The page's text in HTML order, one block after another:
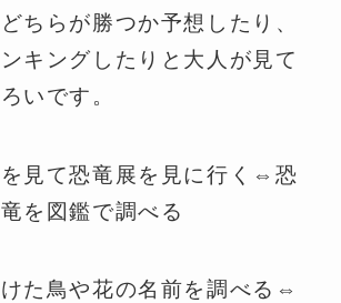
ちらが勝つか予想したり、
キングしたりと大人が見て
いです。
を見て恐竜展を見に行く⇔恐
を図鑑で調べる
けた鳥や花の名前を調べる⇔